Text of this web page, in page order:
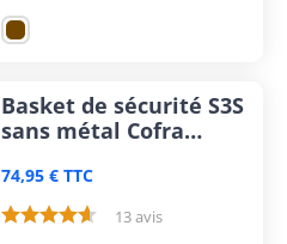
Basket de sécurité S3S
sans métal Cofra
74,95 € TTC
13 avis